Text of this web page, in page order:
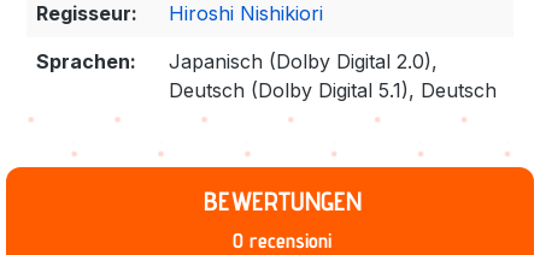
Regisseur:
Hiroshi Nishikiori
Sprachen:
Japanisch (Dolby Digital 2.0),
Deutsch (Dolby Digital 5.1), Deutsch
BEWERTUNGEN
0 recensioni